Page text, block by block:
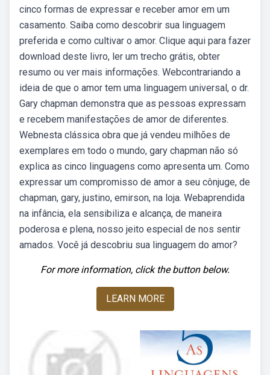
cinco formas de expressar e receber amor em um
casamento. Saiba como descobrir sua linguagem
preferida e como cultivar o amor. Clique aqui para fazer
download deste livro, ler um trecho grátis, obter
resumo ou ver mais informações. Webcontrariando a
ideia de que o amor tem uma linguagem universal, o dr.
Gary chapman demonstra que as pessoas expressam
e recebem manifestações de amor de diferentes.
Webnesta clássica obra que já vendeu milhões de
exemplares em todo o mundo, gary chapman não só
explica as cinco linguagens como apresenta um. Como
expressar um compromisso de amor a seu cônjuge, de
chapman, gary, justino, emirson, na loja. Webaprendida
na infância, ela sensibiliza e alcança, de maneira
poderosa e plena, nosso jeito especial de nos sentir
amados. Você já descobriu sua linguagem do amor?
For more information, click the button below.
LEARN MORE